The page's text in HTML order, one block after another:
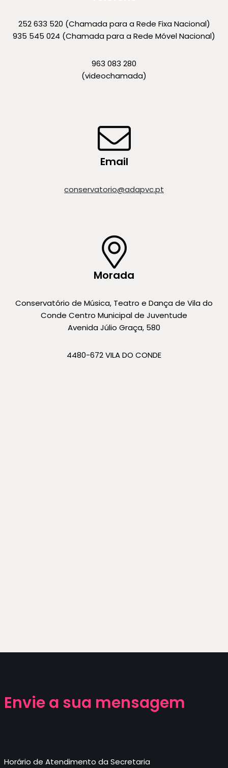
252 633 520 (Chamada para a Rede Fixa Nacional)
935 545 024 (Chamada para a Rede Móvel Nacional)
963 083 280
(videochamada)
Email
conservatorio@adapvc.pt
Morada
Conservatório de Música, Teatro e Dança de Vila do
Conde Centro Municipal de Juventude
Avenida Júlio Graça, 580
4480-672 VILA DO CONDE
Envie a sua mensagem
Horário de Atendimento da Secretaria